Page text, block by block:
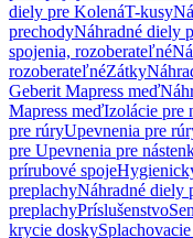
diely pre KolenáT-kusy
prechodyNáhradné diely
spojenia, rozoberateľné
rozoberateľnéZátky
Geberit Mapress meď
Mapress meďIzolácie pre
pre rúryUpevnenia pre
pre Upevnenia pre
prírubové spoje
preplachyNáhradné diely
preplachyPríslušenstvo
krycie dosky